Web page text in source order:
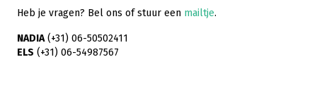
Heb je vragen? Bel ons of stuur een mailtje.
NADIA(+31) 06-50502411
ELS (+31) 06-54987567